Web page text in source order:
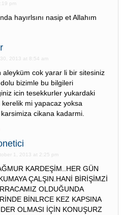
pm
hayırlsını nasip et Allahım
2013 at 8:54 am
aleyküm cok yarar li bir sitesiniz
bizimle bu bilgileri
icin tesekkurler yukardaki
mi yapacaz yoksa
cikana kadarmi.
1, 2013 at 2:25 pm
KARDEŞİM..HER GÜN
ÇALŞIN.HANİ BİRİŞİMZİ
OLDUĞUNDA
BİNLRCE KEZ KAPSINA
OLMASI İÇİN KONUŞURZ